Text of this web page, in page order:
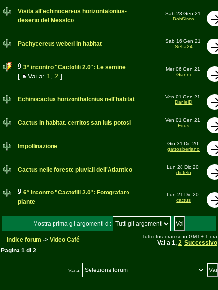
Visita all'echinocereus horizontalonius-
deserto del Messico
Sab 23 Gen 21
BobSisca
Pachycereus weberi in habitat
Sab 16 Gen 21
Seba24
3° incontro "Cactofili 2.0": Le semine
[ Vai a: 1 2 ]
Mer 06 Gen 21
Gianni
Echinocactus horizonthalonius nell'habitat
Ven 01 Gen 21
DanielD
Cactus in habitat. cerritos san luis potosi
Ven 01 Gen 21
Edus
Impollinazione
Gio 31 Dic 20
gattosiberiano
Cactus nelle foreste pluviali dell'Atlantico
Lun 28 Dic 20
dinfelu
6° incontro "Cactofili 2.0": Fotografare
piante
Lun 21 Dic 20
cactus
Mostra prima gli argomenti di:
Indice forum -> Video Café Tutti i fusi orari sono GMT + 1 ora
Vai a 1, 2 Successivo
Pagina 1 di 2
Vai a: